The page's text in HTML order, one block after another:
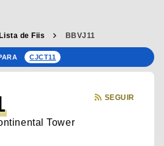
Lista de Fiis BBVJ11
CJCT11
Tower
SEGUIR